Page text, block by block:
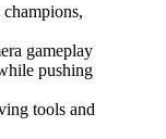
gameplay
pushing
tools and